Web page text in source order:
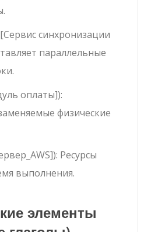
[Сервис синхронизации
параллельные
оплаты]):
физические
): Ресурсы
выполнения.
элементы